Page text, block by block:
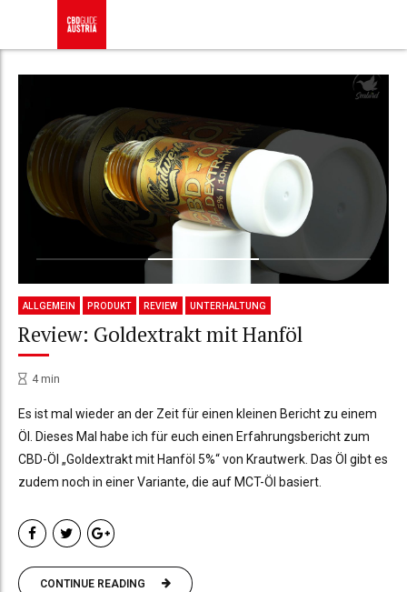
ALLGEMEIN PRODUKT REVIEW UNTERHALTUNG
Review: Goldextrakt mit Hanföl
4min
Es ist mal wieder an der Zeit für einen kleinen Bericht zu einem
Öl. Dieses Mal habe ich für euch einen Erfahrungsbericht zum
CBD-Öl „Goldextrakt mit Hanföl 5%“ von Krautwerk. Das Öl gibt es
zudem noch in einer Variante, die auf MCT-Öl basiert.
CONTINUE READING